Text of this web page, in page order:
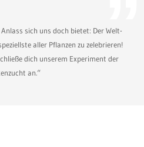
sich uns doch bietet: Der Welt-
aller Pflanzen zu zelebrieren!
dich unserem Experiment der
an.“